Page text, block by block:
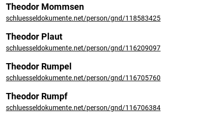
Theodor Mommsen
schluesseldokumente.net/person/gnd/118583425
Theodor Plaut
schluesseldokumente.net/person/gnd/116209097
Theodor Rumpel
schluesseldokumente.net/person/gnd/116705760
Theodor Rumpf
schluesseldokumente.net/person/gnd/116706384